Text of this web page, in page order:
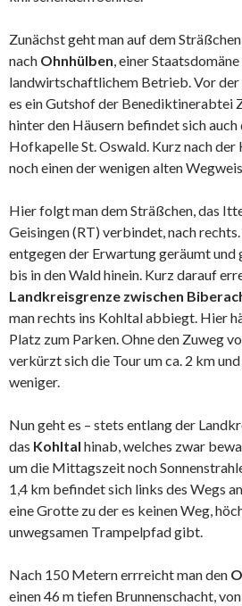
Zunächst geht man auf dem
nach Ohnhülben, einer
landwirtschaftlichem Betrieb. Vor
es ein Gutshof der Benediktinerabtei
hinter den Häusern befindet sich
Hofkapelle St. Oswald. Kurz nach der
noch einen der wenigen alten
Hier folgt man dem Sträßchen, das
Geisingen (RT) verbindet, nach
entgegen der Erwartung geräumt und
bis in den Wald hinein. Kurz darauf
Landkreisgrenze zwischen
man rechts ins Kohltal abbiegt. Hier
Platz zum Parken. Ohne den Zuweg
verkürzt sich die Tour um ca. 2 km
weniger.
Nun geht es – stets entlang der
das Kohltal hinab, welches zwar
um die Mittagszeit noch
1,4 km befindet sich links des Wegs
eine Grotte zu der es keinen Weg,
unwegsamen Trampelpfad gibt.
Nach 150 Metern errreicht man den
einen 46 m tiefen Brunnenschacht,